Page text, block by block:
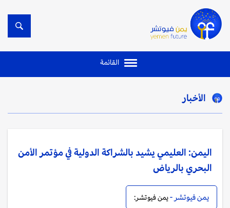
القائمة
الأخبار
اليمن: العليمي يشيد بالشراكة الدولية في مؤتمر الأمن
البحري بالرياض
يمن فيوتشر -يمن فيوتشر: